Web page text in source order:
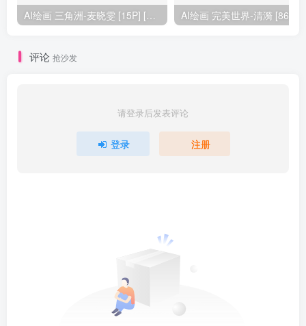
AI绘画 三角洲-麦晓雯 [15P] [57M]
评论 抢沙发
请登录后发表评论
登录 注册